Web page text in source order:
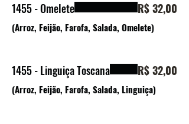
1455 - Omelete
(Arroz, Feijão, Farofa, Salada, Omelete)
R$ 32,00
1455 - Linguiça Toscana
(Arroz, Feijão, Farofa, Salada, Linguiça)
R$ 32,00